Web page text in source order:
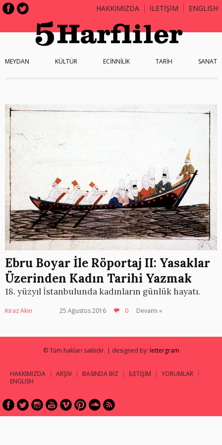
HAKKIMIZDA İLETİŞİM ENGLISH
MEYDAN KÜLTÜR ECİNNİLİK TARİH SANAT
Ebru Boyar İle Röportaj II: Yasaklar
Üzerinden Kadın Tarihi Yazmak
18. yüzyıl İstanbulunda kadınların günlük hayatı.
Kiraz Akın 25 Ağustos 2016 0 Devamı »
© Tüm hakları saklıdır. | designed by: lettergram
HAKKIMIZDA ARŞİV BASINDA BİZ İLETİŞİM
YORUMLAR
ENGLISH